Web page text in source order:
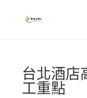
台北酒店
工重點